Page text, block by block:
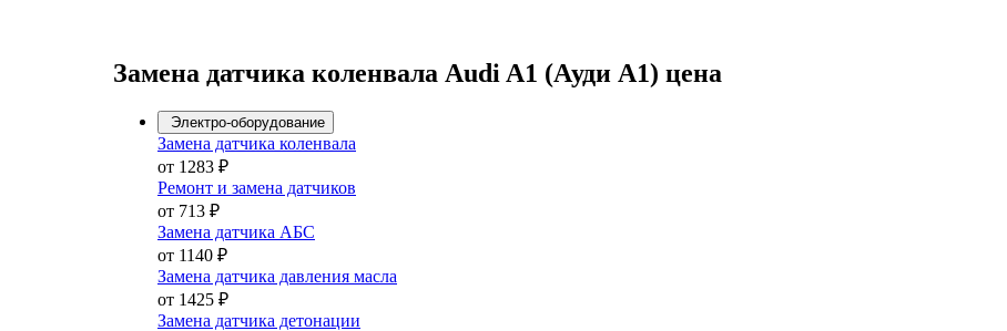
Замена датчика коленвала Audi A1 (Ауди А1) цена
Электро-оборудование
Замена датчика коленвала
от 1283 ₽
Ремонт и замена датчиков
от 713 ₽
Замена датчика АБС
от 1140 ₽
Замена датчика давления масла
от 1425 ₽
Замена датчика детонации